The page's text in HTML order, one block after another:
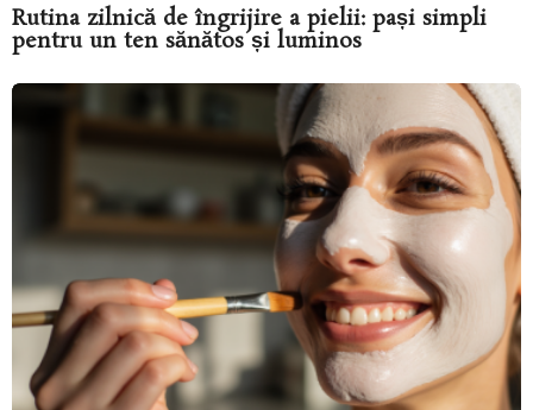
Rutina zilnică de îngrijire a pielii: pași simpli
pentru un ten sănătos și luminos